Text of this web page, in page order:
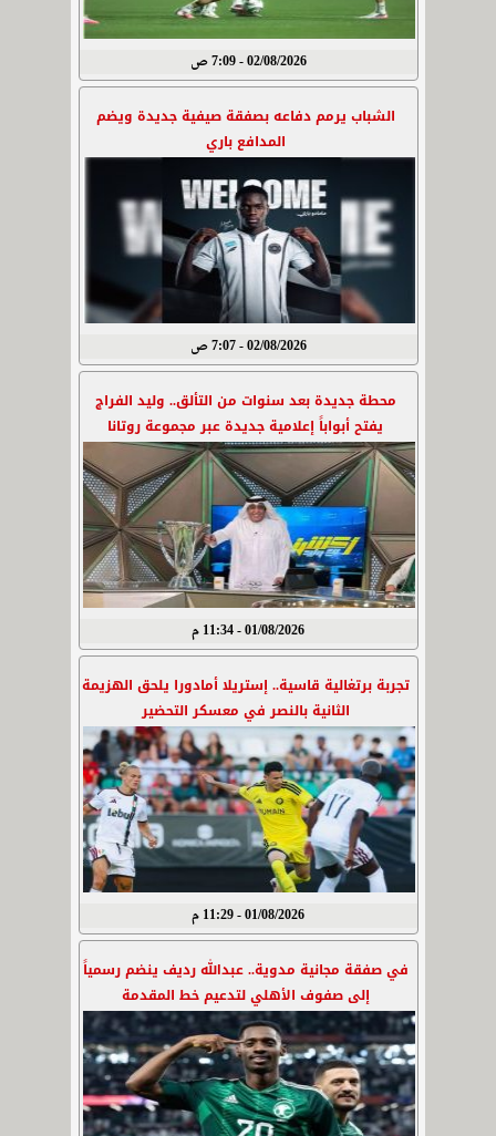
02/08/2026 - 7:09 ص
الشباب يرمم دفاعه بصفقة صيفية جديدة ويضم
المدافع باري
02/08/2026 - 7:07 ص
محطة جديدة بعد سنوات من التألق.. وليد الفراج
يفتح أبواباً إعلامية جديدة عبر مجموعة روتانا
01/08/2026 - 11:34 م
تجربة برتغالية قاسية.. إستريلا أمادورا يلحق الهزيمة
الثانية بالنصر في معسكر التحضير
01/08/2026 - 11:29 م
في صفقة مجانية مدوية.. عبدالله رديف ينضم رسمياً
إلى صفوف الأهلي لتدعيم خط المقدمة